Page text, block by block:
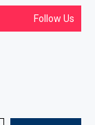
Follow Us